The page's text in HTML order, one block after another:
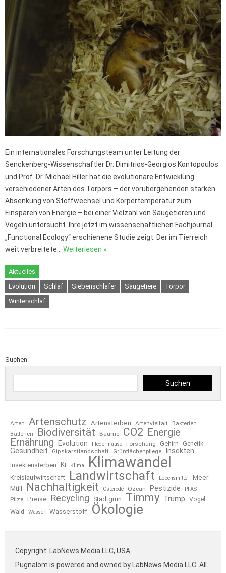
Ein internationales Forschungsteam unter Leitung der
Senckenberg-Wissenschaftler Dr. Dimitrios-Georgios Kontopoulos
und Prof. Dr. Michael Hiller hat die evolutionäre Entwicklung
verschiedener Arten des Torpors – der vorübergehenden starken
Absenkung von Stoffwechsel und Körpertemperatur zum
Einsparen von Energie – bei einer Vielzahl von Säugetieren und
Vögeln untersucht. Ihre jetzt im wissenschaftlichen Fachjournal
„Functional Ecology“ erschienene Studie zeigt: Der im Tierreich
weit verbreitete… Weiterlesen »
Aktuelles
Evolution
Schlaf Siebenschläfer Säugetiere
Torpor
Winterschlaf
Suchen
Suchen
Arten Artenschutz Artensterben Artenvielfalt
Bakterien
Batterien
Biodiversität Bäume CO2 Energie
Ernährung
Evolution Fledermäuse Forschung Gehirn Genetik
Gesundheit Gipskarstlandschaft Grünflächenpflege Insekten
Insektensterben Ki Klima Klimawandel
Kreislaufwirtschaft Landwirtschaft Lebensmittel
Meer
Müll
Nachhaltigkeit Osterode Ozean Pestizide PFAS
Pilze Preise Recycling Stadtgrün Timmy Trump
Vögel
Wald
Wasser Wasserstoff Ökologie
Copyright: LabNews Media LLC, USA
Pugnalom is powered and owned by LabNews Media LLC. All